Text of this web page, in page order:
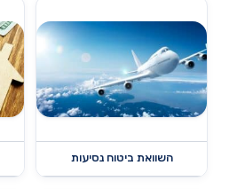
השוואת ביטוח נסיעות